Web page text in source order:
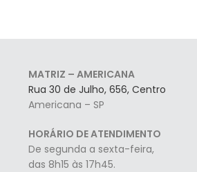
MATRIZ – AMERICANA
Rua 30 de Julho, 656, Centro
Americana – SP
HORÁRIO DE ATENDIMENTO
De segunda a sexta-feira,
das 8h15 às 17h45.